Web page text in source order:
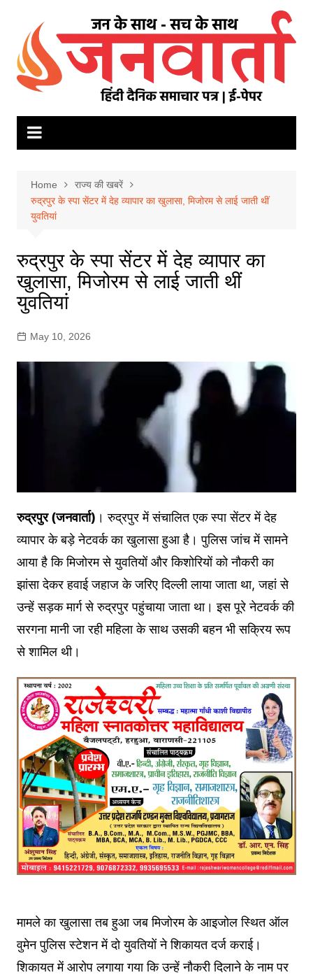
content
Home
राज्य की खबरें
रुद्रपुर के स्पा सेंटर में देह व्यापार का खुलासा, मिजोरम से लाई जाती थीं
युवतियां
रुद्रपुर के स्पा सेंटर में देह व्यापार का
खुलासा, मिजोरम से लाई जाती थीं
युवतियां
May 10, 2026
रुद्रपुर (जनवार्ता) । रुद्रपुर में संचालित एक स्पा सेंटर में देह
व्यापार के बड़े नेटवर्क का खुलासा हुआ है। पुलिस जांच में सामने
आया है कि मिजोरम से युवतियों और किशोरियों को नौकरी का
झांसा देकर हवाई जहाज के जरिए दिल्ली लाया जाता था, जहां से
उन्हें सड़क मार्ग से रुद्रपुर पहुंचाया जाता था। इस पूरे नेटवर्क की
सरगना मानी जा रही महिला के साथ उसकी बहन भी सक्रिय रूप
से शामिल थी।
मामले का खुलासा तब हुआ जब मिजोरम के आइजोल स्थित ऑल
वुमेन पुलिस स्टेशन में दो युवतियों ने शिकायत दर्ज कराई।
शिकायत में आरोप लगाया गया कि उन्हें नौकरी दिलाने के नाम पर